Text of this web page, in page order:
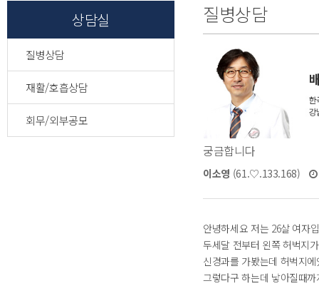
상담실
질병상담
재활/호흡상담
회무/외부공모
질병상담
궁금합니다
이소영 (61.♡.133.168)
안녕하세요 저는 26살 여자
두세달 전부터 왼쪽 허벅지
신경과를 가봤는데 허벅지
그렇다구 하는데 낳아질때